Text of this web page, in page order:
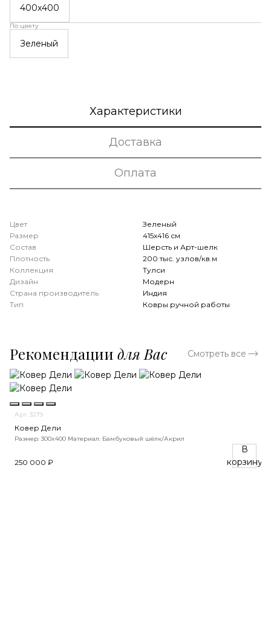
400x400
По цвету
Зеленый
Характеристики
Доставка
Оплата
Цвет
Зеленый
Размер
415x416 см
Состав
Шерсть и Арт-шелк
Плотность
200 тыс. узлов/кв.м
Коллекция
Тулси
Дизайн
Модерн
Страна производитель
Индия
Тип
Ковры ручной работы
Рекомендации для Вас Смотреть все
Арт. 3279
Ковер Дели
Размер: 300x400 Материал: Бамбуковый шёлк/Акрил
250 000 ₽
В
корзину